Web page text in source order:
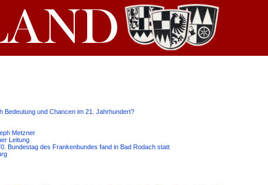
Bedeutung und Chancen im 21. Jahrhundert?
Metzner
Leitung
Bundestag des Frankenbundes fand in Bad Rodach statt